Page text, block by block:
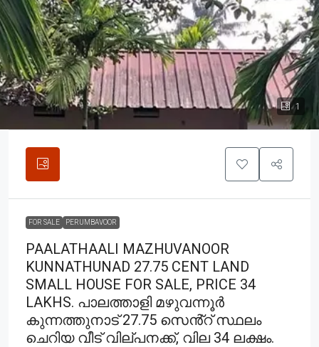
1
FOR SALE PERUMBAVOOR
PAALATHAALI MAZHUVANOOR
KUNNATHUNAD 27.75 CENT LAND
SMALL HOUSE FOR SALE, PRICE 34
LAKHS. പാലത്താളി മഴുവന്നൂർ
കുന്നത്തുനാട് 27.75 സെൻ്റ് സ്ഥലം
ചെറിയ വീട് വില്പനക്ക്, വില 34 ലക്ഷം.